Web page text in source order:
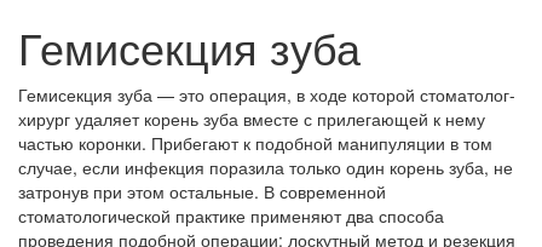
Гемисекция зуба
Гемисекция зуба — это операция, в ходе которой стоматолог-
хирург удаляет корень зуба вместе с прилегающей к нему
частью коронки. Прибегают к подобной манипуляции в том
случае, если инфекция поразила только один корень зуба, не
затронув при этом остальные. В современной
стоматологической практике применяют два способа
проведения подобной операции: лоскутный метод и резекция